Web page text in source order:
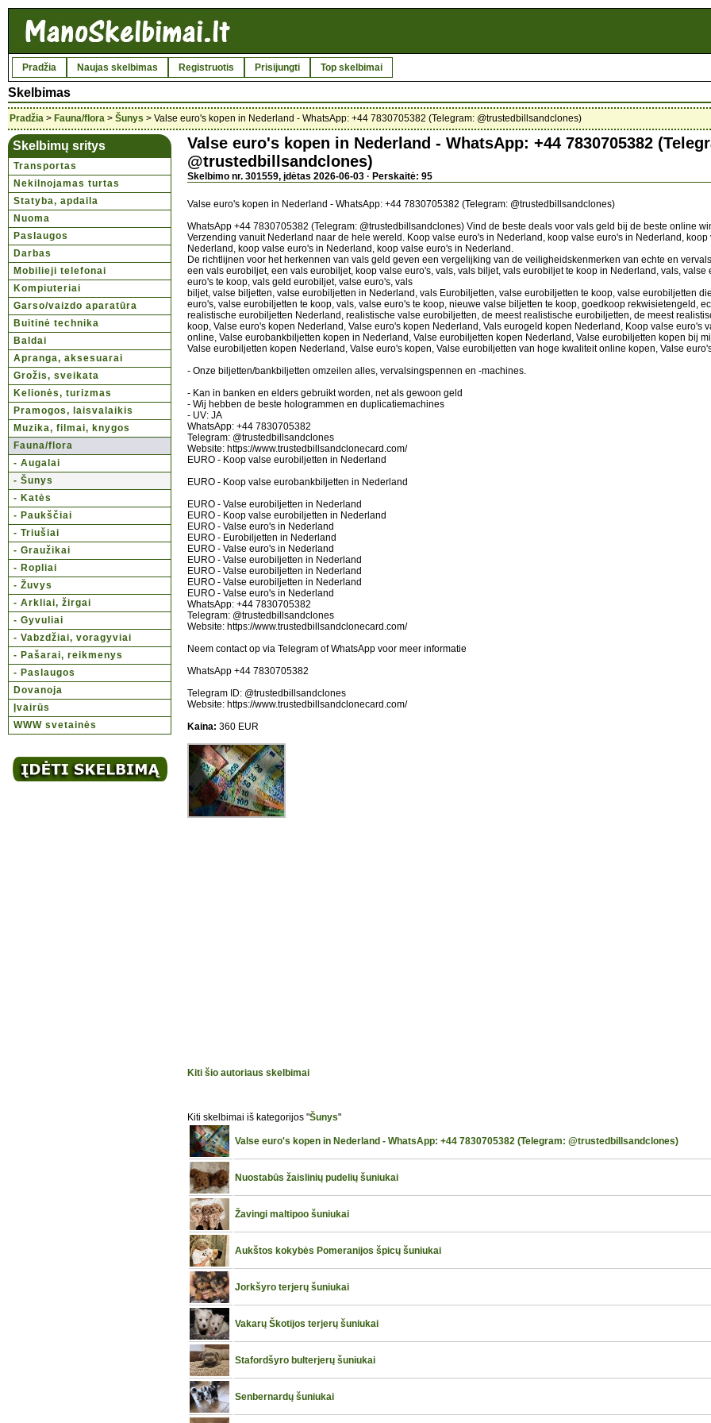
Pradžia Naujas skelbimas Registruotis Prisijungti Top skelbimai
Skelbimas
Pradžia > Fauna/flora > Šunys > Valse euro's kopen in Nederland - WhatsApp: +44 7830705382 (Telegram: @trustedbillsandclones)
Skelbimų sritys
Transportas
Nekilnojamas turtas
Statyba, apdaila
Nuoma
Paslaugos
Darbas
Mobilieji telefonai
Kompiuteriai
Garso/vaizdo aparatūra
Buitinė technika
Baldai
Apranga, aksesuarai
Grožis, sveikata
Kelionės, turizmas
Pramogos, laisvalaikis
Muzika, filmai, knygos
Fauna/flora
- Augalai
- Šunys
- Katės
- Paukščiai
- Triušiai
- Graužikai
- Ropliai
- Žuvys
- Arkliai, žirgai
- Gyvuliai
- Vabzdžiai, voragyviai
- Pašarai, reikmenys
- Paslaugos
Dovanoja
Įvairūs
WWW svetainės
Valse euro's kopen in Nederland - WhatsApp: +44 7830705382
@trustedbillsandclones)
Skelbimo nr. 301559, įdėtas 2026-06-03 · Perskaitė: 95
Valse euro's kopen in Nederland - WhatsApp: +44 7830705382 (Telegram: @trustedbillsandclones)
WhatsApp +44 7830705382 (Telegram: @trustedbillsandclones) Vind de beste deals voor vals geld bij de beste online
Verzending vanuit Nederland naar de hele wereld. Koop valse euro's in Nederland, koop valse euro's in Nederland, koop
Nederland, koop valse euro's in Nederland, koop valse euro's in Nederland.
De richtlijnen voor het herkennen van vals geld geven een vergelijking van de veiligheidskenmerken van echte en
een vals eurobiljet, een vals eurobiljet, koop valse euro's, vals, vals biljet, vals eurobiljet te koop in Nederland, vals, valse
euro's te koop, vals geld eurobiljet, valse euro's, vals
biljet, valse biljetten, valse eurobiljetten in Nederland, vals Eurobiljetten, valse eurobiljetten te koop, valse eurobiljetten
euro's, valse eurobiljetten te koop, vals, valse euro's te koop, nieuwe valse biljetten te koop, goedkoop rekwisietengeld,
realistische eurobiljetten Nederland, realistische valse eurobiljetten, de meest realistische eurobiljetten, de meest
koop, Valse euro's kopen Nederland, Valse euro's kopen Nederland, Vals eurogeld kopen Nederland, Koop valse euro's
online, Valse eurobankbiljetten kopen in Nederland, Valse eurobiljetten kopen Nederland, Valse eurobiljetten kopen bij
Valse eurobiljetten kopen Nederland, Valse euro's kopen, Valse eurobiljetten van hoge kwaliteit online kopen, Valse
- Onze biljetten/bankbiljetten omzeilen alles, vervalsingspennen en -machines.
- Kan in banken en elders gebruikt worden, net als gewoon geld
- Wij hebben de beste hologrammen en duplicatiemachines
- UV: JA
WhatsApp: +44 7830705382
Telegram: @trustedbillsandclones
Website: https://www.trustedbillsandclonecard.com/
EURO - Koop valse eurobiljetten in Nederland
EURO - Koop valse eurobankbiljetten in Nederland
EURO - Valse eurobiljetten in Nederland
EURO - Koop valse eurobiljetten in Nederland
EURO - Valse euro's in Nederland
EURO - Eurobiljetten in Nederland
EURO - Valse euro's in Nederland
EURO - Valse eurobiljetten in Nederland
EURO - Valse eurobiljetten in Nederland
EURO - Valse eurobiljetten in Nederland
EURO - Valse euro's in Nederland
WhatsApp: +44 7830705382
Telegram: @trustedbillsandclones
Website: https://www.trustedbillsandclonecard.com/
Neem contact op via Telegram of WhatsApp voor meer informatie
WhatsApp +44 7830705382
Telegram ID: @trustedbillsandclones
Website: https://www.trustedbillsandclonecard.com/
Kaina: 360 EUR
Kiti šio autoriaus skelbimai
Kiti skelbimai iš kategorijos "Šunys"
Valse euro's kopen in Nederland - WhatsApp: +44 7830705382 (Telegram: @trustedbillsandclones)
Nuostabūs žaislinių pudelių šuniukai
Žavingi maltipoo šuniukai
Aukštos kokybės Pomeranijos špicų šuniukai
Jorkšyro terjerų šuniukai
Vakarų Škotijos terjerų šuniukai
Stafordšyro bulterjerų šuniukai
Senbernardų šuniukai